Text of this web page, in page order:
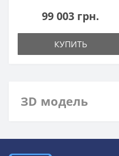
99 003 грн.
КУПИТЬ
ЗD модель